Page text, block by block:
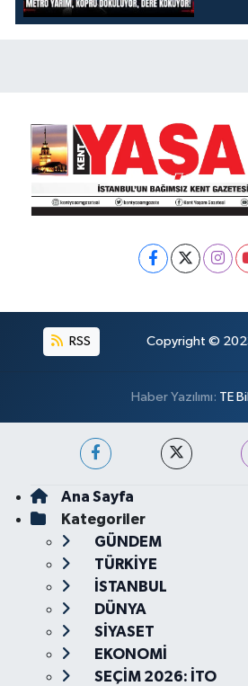
RSS Copyright ©
Haber Yazılımı: TE
Ana Sayfa
Kategoriler
GÜNDEM
TÜRKİYE
İSTANBUL
DÜNYA
SİYASET
EKONOMİ
SEÇİM 2026: İTO